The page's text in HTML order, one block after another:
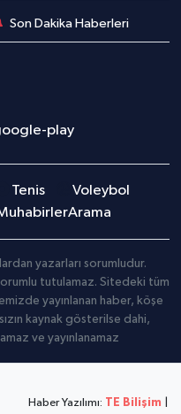
Son Dakika Haberleri
Tenis
Voleybol
Arama
yazarları sorumludur.
tutulamaz. Sitedeki tüm
yayınlanan haber, köşe
kaynak gösterilse dahi,
ve yayınlanamaz
Haber Yazılımı: TE Bilişim